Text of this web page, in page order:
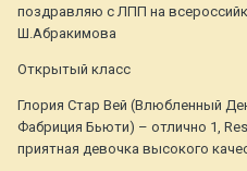
поздравляю с ЛПП на
Ш.Абракимова
Открытый класс
Глория Стар Вей (Влюбленный
Фабриция Бьюти) – отлично 1,
приятная девочка высокого